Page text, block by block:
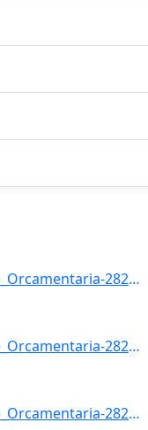
11251: Ano-2008-Esfera-10-Unidade_Orcamentaria-28203-Funcao-22-SubFuncao-664-Programa-0393-Acao-2026-Locali]
11252: Ano-2008-Esfera-10-Unidade_Orcamentaria-28203-Funcao-22-SubFuncao-664-Programa-0393-Acao-2027-Locali]
11253: Ano-2008-Esfera-10-Unidade_Orcamentaria-28203-Funcao-22-SubFuncao-664-Programa-0393-Acao-2028-Locali]